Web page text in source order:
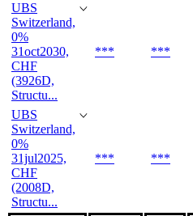
UBS
Switzerland,
0%
31oct2030,
CHF
(3926D,
Structu...
*** ***
UBS
Switzerland,
0%
31jul2025,
CHF
(2008D,
Structu...
*** ***